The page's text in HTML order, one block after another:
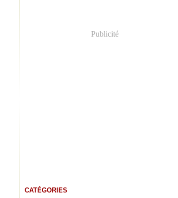
Publicité
CATÉGORIES